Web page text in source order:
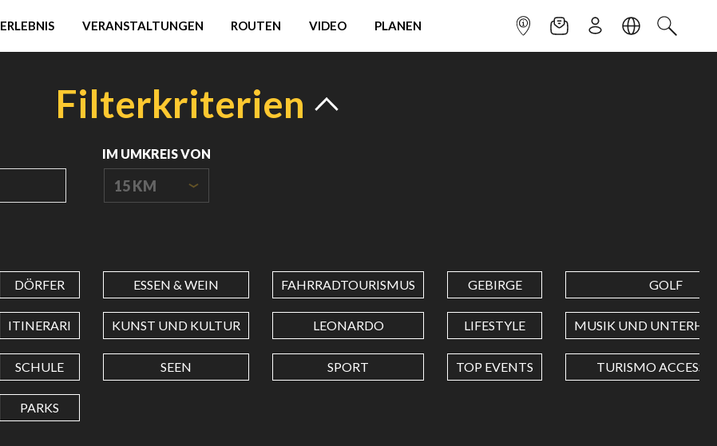
ERLEBNIS VERANSTALTUNGEN ROUTEN VIDEO PLANEN INFOPUNKTNEWSLETTER
ANMELDENSPRACHESUCHEN
Filterkriterien
IM UMKREIS VON
15 KM
BREITENGRAD
LÄNGENGRAD
DÖRFER ESSEN & WEIN FAHRRADTOURISMUS GEBIRGE GOLF
ITINERARI KUNST UND KULTUR LEONARDO LIFESTYLE MUSIK UND
SCHULE SEEN SPORT TOP EVENTS TURISMO
PARKS